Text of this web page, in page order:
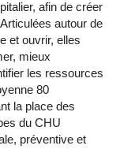
afin de créer
autour de
et ouvrir, elles
mieux
les ressources
80
la place des
du CHU
préventive et